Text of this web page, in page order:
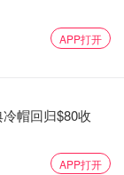
APP打开
帽回归$80收
APP打开